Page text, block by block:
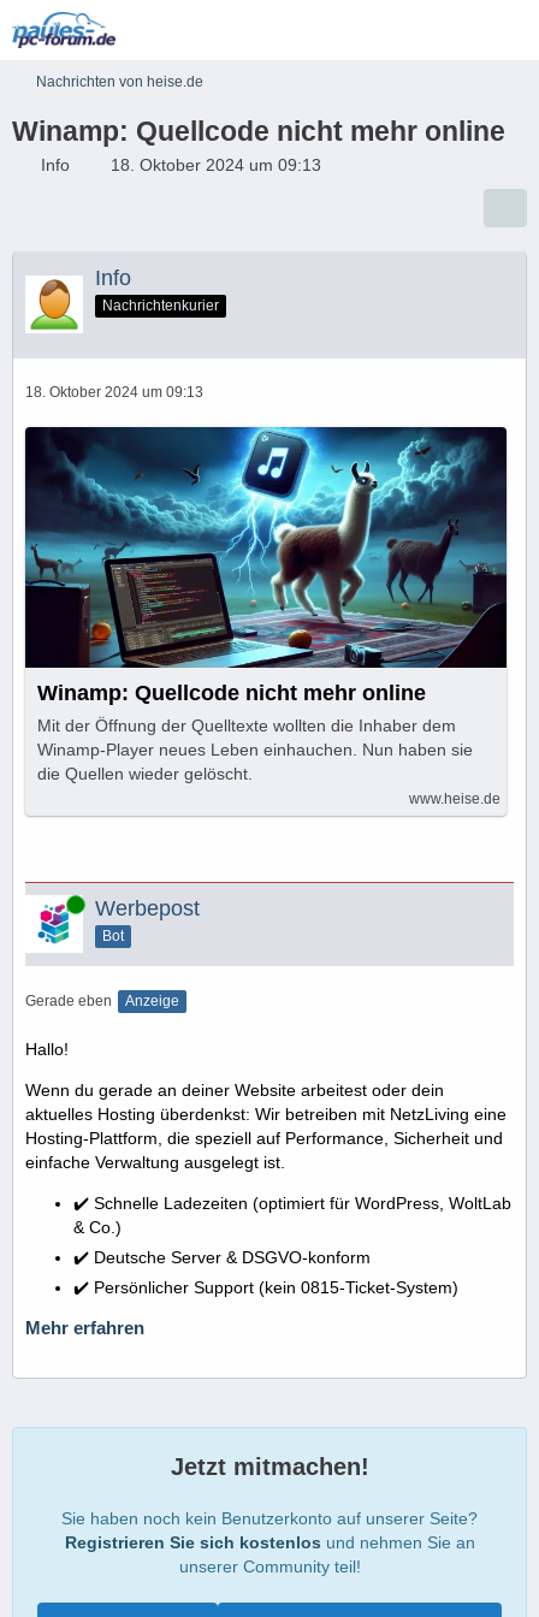
Nachrichten von heise.de
Winamp: Quellcode nicht mehr online
Info 18. Oktober 2024 um 09:13
Info
Nachrichtenkurier
18. Oktober 2024 um 09:13
Winamp: Quellcode nicht mehr online
Mit der Öffnung der Quelltexte wollten die Inhaber dem
Winamp-Player neues Leben einhauchen. Nun haben sie
die Quellen wieder gelöscht.
www.heise.de
Online Werbepost
Bot
Gerade eben Anzeige
Hallo!
Wenn du gerade an deiner Website arbeitest oder dein
aktuelles Hosting überdenkst: Wir betreiben mit NetzLiving eine
Hosting-Plattform, die speziell auf Performance, Sicherheit und
einfache Verwaltung ausgelegt ist.
✔️ Schnelle Ladezeiten (optimiert für WordPress, WoltLab
& Co.)
✔️ Deutsche Server & DSGVO-konform
✔️ Persönlicher Support (kein 0815-Ticket-System)
Mehr erfahren
Jetzt mitmachen!
Sie haben noch kein Benutzerkonto auf unserer Seite?
Registrieren Sie sich kostenlos und nehmen Sie an
unserer Community teil!